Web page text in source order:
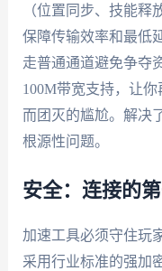
（位置同步、技能释
保障传输效率和最低
走普通通道避免争夺
100M带宽支持，让
而团灭的尴尬。解决
根源性问题。
安全：连接的
加速工具必须守住玩
采用行业标准的强加